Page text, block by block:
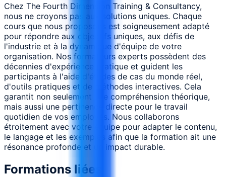
Chez The Fourth Dimension Training & Consultancy,
nous ne croyons pas aux solutions uniques. Chaque
cours que nous proposons est soigneusement adapté
pour répondre aux objectifs uniques, aux défis de
l'industrie et à la dynamique d'équipe de votre
organisation. Nos formateurs experts possèdent des
décennies d'expérience pratique et guident les
participants à l'aide d'études de cas du monde réel,
d'outils pratiques et de méthodes interactives. Cela
garantit non seulement une compréhension théorique,
mais aussi une pertinence directe pour le travail
quotidien de vos employés. Nous collaborons
étroitement avec votre équipe pour adapter le contenu,
le langage et les exemples afin que la formation ait une
résonance profonde et un impact durable.
Formations liées